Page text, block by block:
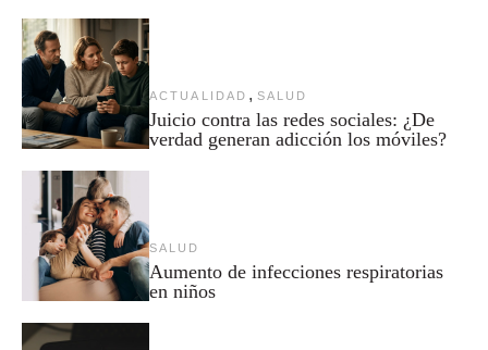
ACTUALIDAD , SALUD
Juicio contra las redes sociales: ¿De
verdad generan adicción los móviles?
SALUD
Aumento de infecciones respiratorias
en niños